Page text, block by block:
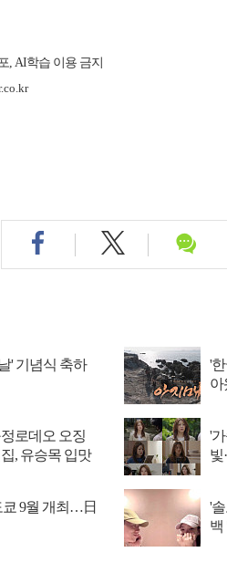
, AI학습 이용 금지
' 기념식 축하
'
아
로데오 오징
, 유승목 입맛
'
빛
쿄 9월 개최…日
'
백